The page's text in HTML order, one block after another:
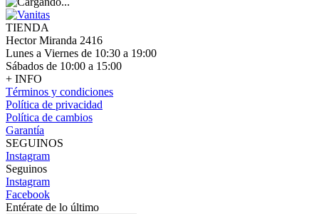
TIENDA
Hector Miranda 2416
Lunes a Viernes de 10:30 a 19:00
Sábados de 10:00 a 15:00
+ INFO
Términos y condiciones
Política de privacidad
Política de cambios
Garantía
SEGUINOS
Instagram
Seguinos
Instagram
Facebook
Entérate de lo último